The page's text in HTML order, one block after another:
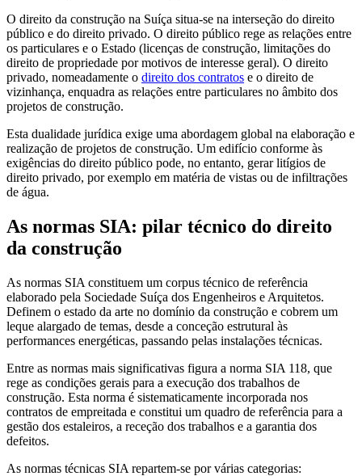
O direito da construção na Suíça situa-se na interseção do direito
público e do direito privado. O direito público rege as relações entre
os particulares e o Estado (licenças de construção, limitações do
direito de propriedade por motivos de interesse geral). O direito
privado, nomeadamente o direito dos contratos e o direito de
vizinhança, enquadra as relações entre particulares no âmbito dos
projetos de construção.
Esta dualidade jurídica exige uma abordagem global na elaboração e
realização de projetos de construção. Um edifício conforme às
exigências do direito público pode, no entanto, gerar litígios de
direito privado, por exemplo em matéria de vistas ou de infiltrações
de água.
As normas SIA: pilar técnico do direito
da construção
As normas SIA constituem um corpus técnico de referência
elaborado pela Sociedade Suíça dos Engenheiros e Arquitetos.
Definem o estado da arte no domínio da construção e cobrem um
leque alargado de temas, desde a conceção estrutural às
performances energéticas, passando pelas instalações técnicas.
Entre as normas mais significativas figura a norma SIA 118, que
rege as condições gerais para a execução dos trabalhos de
construção. Esta norma é sistematicamente incorporada nos
contratos de empreitada e constitui um quadro de referência para a
gestão dos estaleiros, a receção dos trabalhos e a garantia dos
defeitos.
As normas técnicas SIA repartem-se por várias categorias: